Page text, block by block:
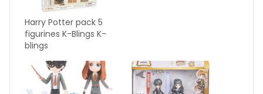
Harry Potter pack 5
figurines K-Blings K-
blings